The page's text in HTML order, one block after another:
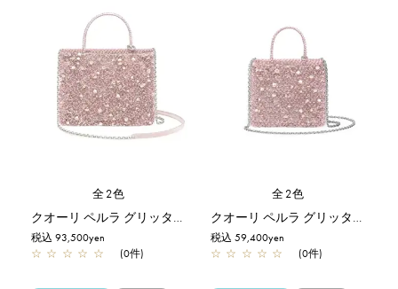
全2色
クオーリ ペルラ グリッター/ミディアム/フラミンゴシルバー【一部店舗先行販売商品】
税込 93,500yen
☆ ☆ ☆ ☆ ☆ (0件)
全2色
クオーリ ペルラ グリッター/スモール/フラミンゴシルバー【オンラインストア先行販売商品】
税込 59,400yen
☆ ☆ ☆ ☆ ☆ (0件)